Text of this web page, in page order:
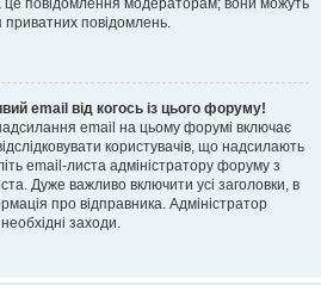
це повідомлення модераторам; вони можуть
повідомлень.
email від когось із цього форуму!
email на цьому форумі включає
користувачів, що надсилають
email-листа адміністратору форуму з
Дуже важливо включити усі заголовки, в
про відправника. Адміністратор
заходи.